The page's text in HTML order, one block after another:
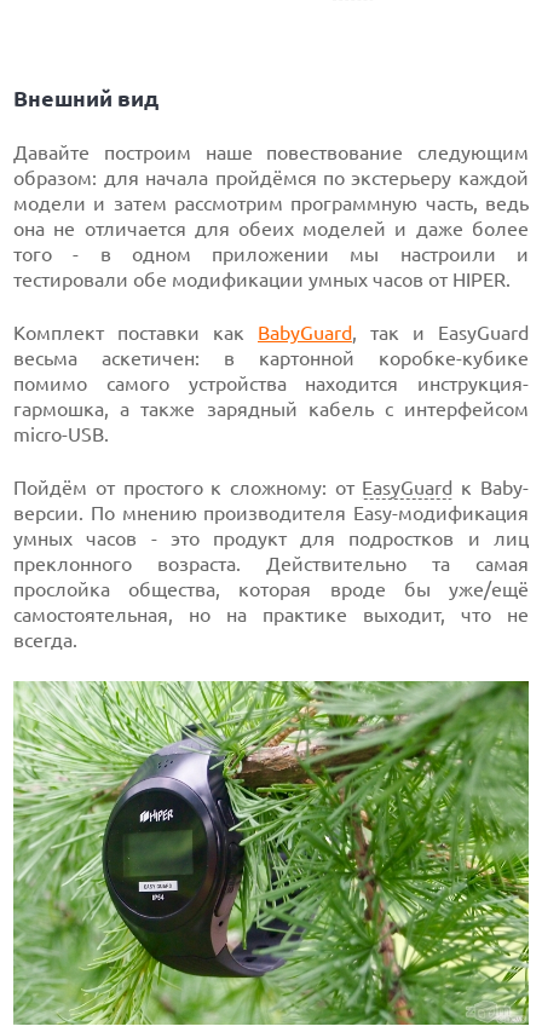
Внешний вид
Давайте построим наше повествование следующим
образом: для начала пройдёмся по экстерьеру каждой
модели и затем рассмотрим программную часть, ведь
она не отличается для обеих моделей и даже более
того - в одном приложении мы настроили и
тестировали обе модификации умных часов от HIPER.
Комплект поставки как BabyGuard, так и EasyGuard
весьма аскетичен: в картонной коробке-кубике
помимо самого устройства находится инструкция-
гармошка, а также зарядный кабель с интерфейсом
micro-USB.
Пойдём от простого к сложному: от EasyGuard к Baby-
версии. По мнению производителя Easy-модификация
умных часов - это продукт для подростков и лиц
преклонного возраста. Действительно та самая
прослойка общества, которая вроде бы уже/ещё
самостоятельная, но на практике выходит, что не
всегда.